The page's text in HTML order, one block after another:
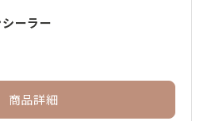
ーラー
商品詳細